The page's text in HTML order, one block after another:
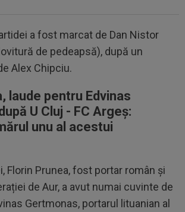
a fost marcat de Dan Nistor
de pedeapsă), după un
Alex Chipciu.
laude pentru Edvinas
U Cluj - FC Argeș:
unu al acestui
Florin Prunea, fost portar român și
de Aur, a avut numai cuvinte de
Gertmonas, portarul lituanian al